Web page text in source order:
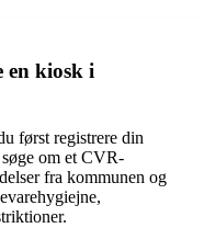
en kiosk i
først registrere din
om et CVR-
fra kommunen og